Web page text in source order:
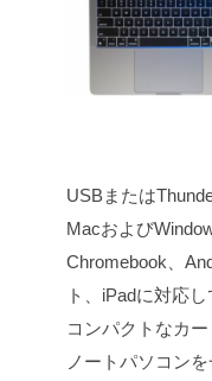
USBまたは
Macおよび
Chromebook、
ト、iPadに対応し
コンパクトなカ
ノートパソコン